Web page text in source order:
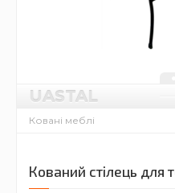
UASTAL
Ковані меблі
Кований стілець для